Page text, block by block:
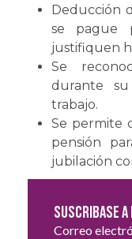
Deducción
se pague
justifiquen
Se
durante
trabajo.
Se permite
pensión
jubilación
Suscribase
Correo